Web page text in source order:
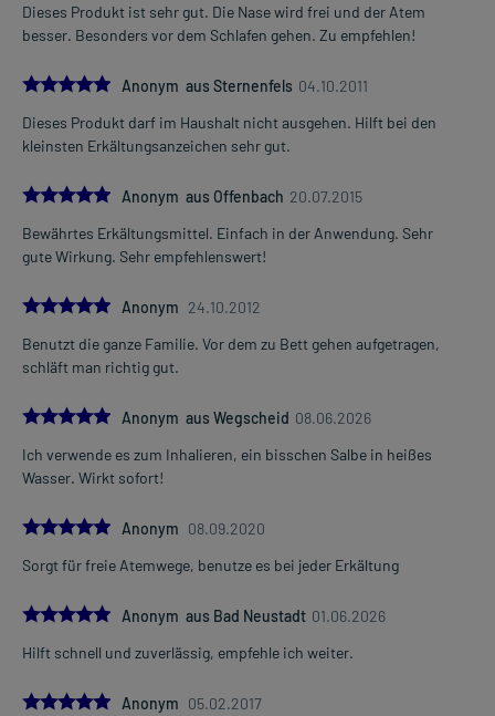
Dieses Produkt ist sehr gut. Die Nase wird frei und der Atem
besser. Besonders vor dem Schlafen gehen. Zu empfehlen!
5.0Anonym aus Sternenfels 04.10.2011
Dieses Produkt darf im Haushalt nicht ausgehen. Hilft bei den
kleinsten Erkältungsanzeichen sehr gut.
5.0Anonym aus Offenbach 20.07.2015
Bewährtes Erkältungsmittel. Einfach in der Anwendung. Sehr
gute Wirkung. Sehr empfehlenswert!
5.0Anonym 24.10.2012
Benutzt die ganze Familie. Vor dem zu Bett gehen aufgetragen,
schläft man richtig gut.
5.0Anonym aus Wegscheid 08.06.2026
Ich verwende es zum Inhalieren, ein bisschen Salbe in heißes
Wasser. Wirkt sofort!
5.0Anonym 08.09.2020
Sorgt für freie Atemwege, benutze es bei jeder Erkältung
5.0Anonym aus Bad Neustadt 01.06.2026
Hilft schnell und zuverlässig, empfehle ich weiter.
5.0Anonym 05.02.2017